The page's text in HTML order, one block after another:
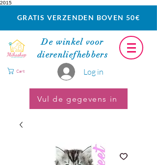
2015
GRATIS VERZENDEN BOVEN 50€
De winkel voor
dierenliefhebbers
Log in
Cart
Vul de gegevens in